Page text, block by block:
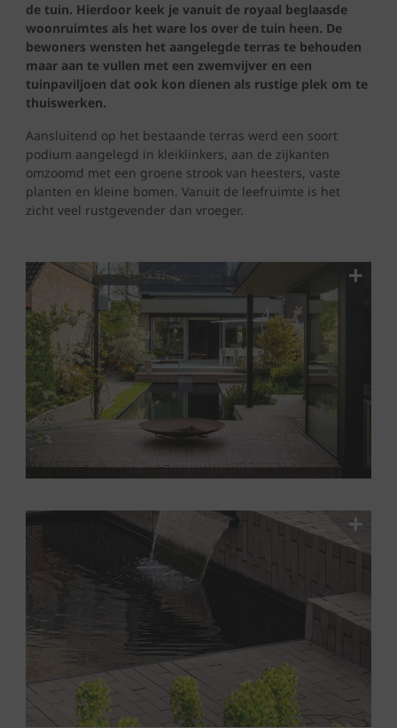
de tuin. Hierdoor keek je vanuit de royaal beglaasde
woonruimtes als het ware los over de tuin heen. De
bewoners wensten het aangelegde terras te behouden
maar aan te vullen met een zwemvijver en een
tuinpaviljoen dat ook kon dienen als rustige plek om te
thuiswerken.
Aansluitend op het bestaande terras werd een soort
podium aangelegd in kleiklinkers, aan de zijkanten
omzoomd met een groene strook van heesters, vaste
planten en kleine bomen. Vanuit de leefruimte is het
zicht veel rustgevender dan vroeger.